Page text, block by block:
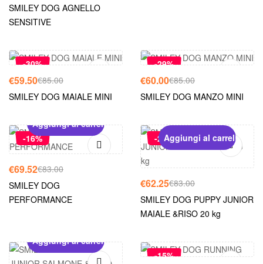
SMILEY DOG AGNELLO
SENSITIVE
-30%
€85.00
€59.50
SMILEY DOG MAIALE MINI
-29%
€85.00
€60.00
SMILEY DOG MANZO MINI
-16%
Aggiungi al carrello
€83.00
€69.52
SMILEY DOG
PERFORMANCE
-25%Aggiungi al carrello
€83.00
€62.25
SMILEY DOG PUPPY JUNIOR
MAIALE &RISO 20 kg
Aggiungi al carrello
-15%